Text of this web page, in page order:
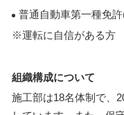
普通自動車第一種免
※運転に自信がある方
組織構成について
施工部は18名体制で、